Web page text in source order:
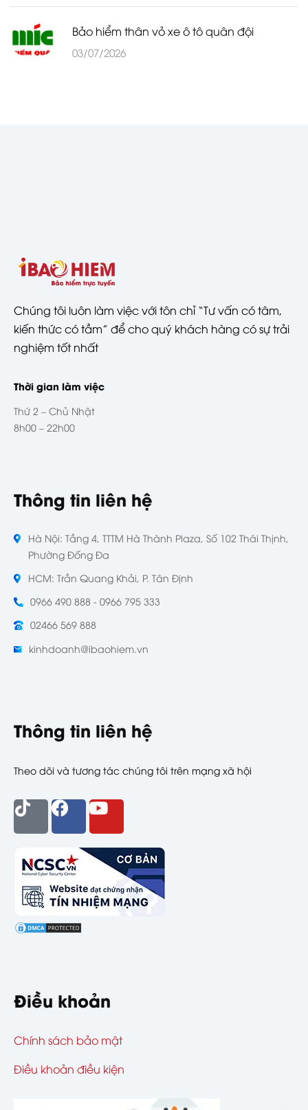
Bảo hiểm thân vỏ xe ô tô quân đội
03/07/2026
Chúng tôi luôn làm việc với tôn chỉ “Tư vấn có tâm,
kiến thức có tầm” để cho quý khách hàng có sự trải
nghiệm tốt nhất
Thời gian làm việc
Thứ 2 – Chủ Nhật
8h00 – 22h00
Thông tin liên hệ
Hà Nội: Tầng 4, TTTM Hà Thành Plaza, Số 102 Thái Thịnh,
Phường Đống Đa
HCM: Trần Quang Khải, P. Tân Định
0966 490 888 - 0966 795 333
02466 569 888
kinhdoanh@ibaohiem.vn
Thông tin liên hệ
Theo dõi và tương tác chúng tôi trên mạng xã hội
Điều khoản
Chính sách bảo mật
Điều khoản điều kiện